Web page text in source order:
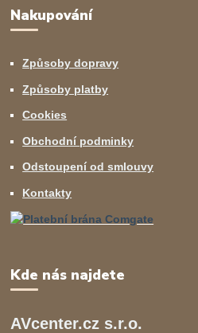
Nakupování
Způsoby dopravy
Způsoby platby
Cookies
Obchodní podminky
Odstoupení od smlouvy
Kontakty
Kde nás najdete
AVcenter.cz s.r.o.